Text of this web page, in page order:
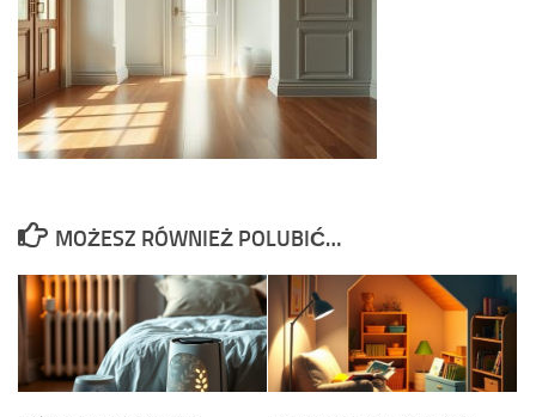
MOŻESZ RÓWNIEŻ POLUBIĆ…